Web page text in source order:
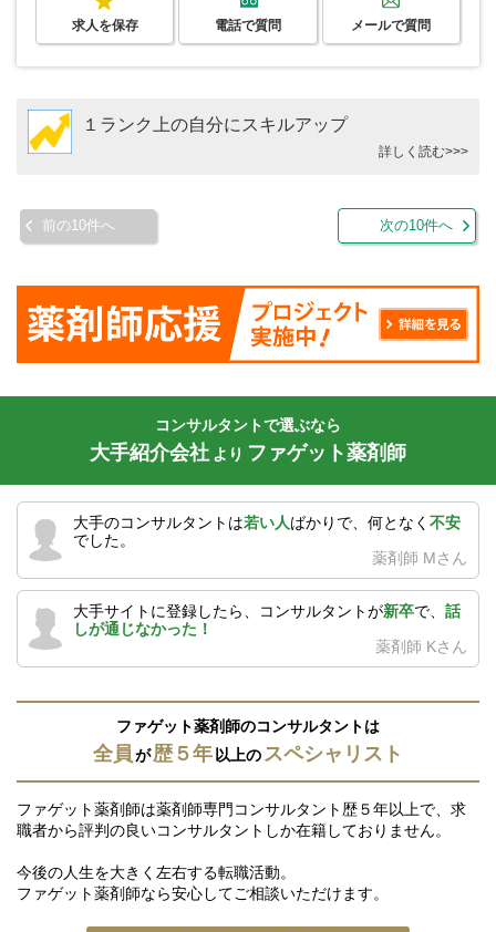
求人を保存 電話で質問 メールで質問
１ランク上の自分にスキルアップ
詳しく読む>>>
前の10件へ 次の10件へ
コンサルタントで選ぶなら
大手紹介会社 より ファゲット薬剤師
大手のコンサルタントは若い人ばかりで、何となく 不安
でした。
薬剤師 Mさん
大手サイトに登録したら、コンサルタントが新卒で、 話
しが通じなかった！
薬剤師 Kさん
ファゲット薬剤師のコンサルタントは
全員が歴５年以上のスペシャリスト
ファゲット薬剤師は薬剤師専門コンサルタント歴５年以上で、求
職者から評判の良いコンサルタントしか在籍しておりません。
今後の人生を大きく左右する転職活動。
ファゲット薬剤師なら安心してご相談いただけます。